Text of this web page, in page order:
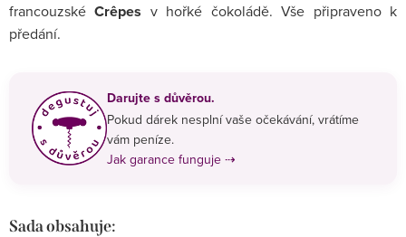
francouzskéCrêpes v hořké čokoládě. Vše připraveno k
předání.
Darujte s důvěrou.
Pokud dárek nesplní vaše očekávání, vrátíme
vám peníze.
Jak garance funguje ⇢
Sada obsahuje: